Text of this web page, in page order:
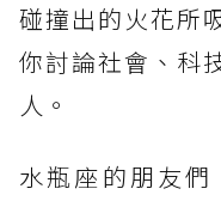
碰撞出的火花所
你討論社會、科
人。
水瓶座的朋友